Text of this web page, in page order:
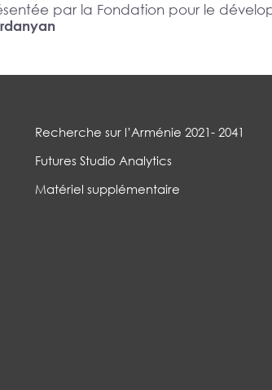
par la Fondation pour le
Recherche sur l’Arménie 2021- 2041
Futures Studio Analytics
Matériel supplémentaire